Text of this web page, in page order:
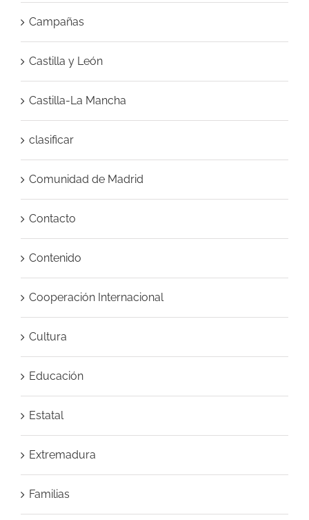
Campañas
Castilla y León
Castilla-La Mancha
clasificar
Comunidad de Madrid
Contacto
Contenido
Cooperación Internacional
Cultura
Educación
Estatal
Extremadura
Familias